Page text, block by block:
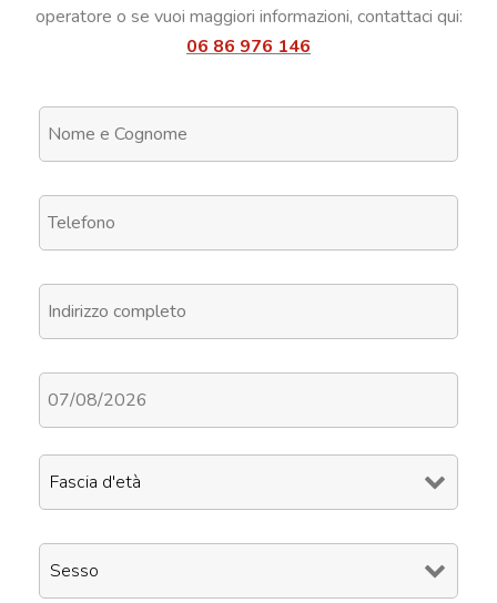
operatore o se vuoi maggiori informazioni, contattaci qui:
06 86 976 146